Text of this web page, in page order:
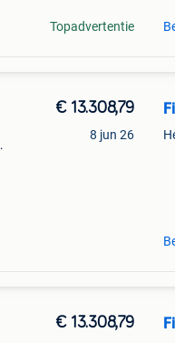
Topadvertentie
€ 13.308,79
8 jun 26
€ 13.308,79